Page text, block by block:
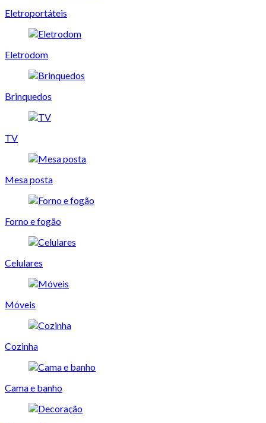
Eletroportáteis
Eletrodom
Brinquedos
TV
Mesa posta
Forno e fogão
Celulares
Móveis
Cozinha
Cama e banho